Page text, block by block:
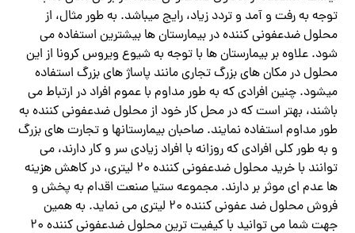
توجه به رفت و آمد و تردد زیاد، رایج میباشد. به طور مثال، از
محلول ضدعفونی کننده در بیمارستان ها بیشترین استفاده می
شود. علاوه بر بیمارستان ها با توجه به شیوع ویروس کرونا از این
محلول در مکان های بزرگ تجاری مانند پاساژ های بزرگ استفاده
میشود. چنین افرادی که به طور مداوم با عموم افراد در ارتباط می
باشند، بهتر است که در محل کار خود از محلول ضدعفونی کننده به
طور مداوم استفاده نمایند. صاحبان بیمارستانها و تجارت های بزرگ
و به طور کلی افرادی که روزانه با افراد زیادی سر و کار دارند، می
توانند با خرید محلول ضدعفونی کننده ۲۰ لیتری، در کاهش هزینه
ها عدم ای موثر بر دارند. مجموعه ستیا صنعت اقدام به پخش و
فروش محلول ضد عفونی کننده ۲۰ لیتری می نماید. به همین
جهت شما می توانید با کیفیت ترین محلول ضدعفونی کننده ۲۰